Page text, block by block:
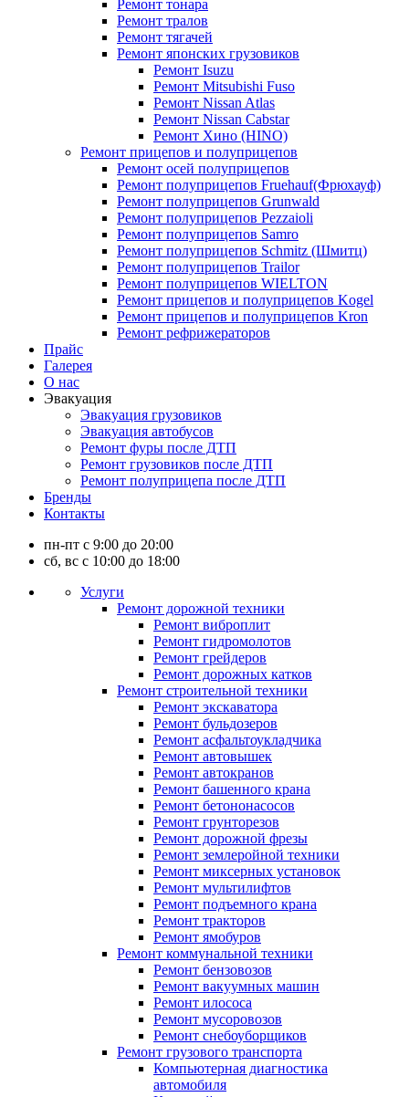
Ремонт тонара
Ремонт тралов
Ремонт тягачей
Ремонт японских грузовиков
Ремонт Isuzu
Ремонт Mitsubishi Fuso
Ремонт Nissan Atlas
Ремонт Nissan Cabstar
Ремонт Хино (HINO)
Ремонт прицепов и полуприцепов
Ремонт осей полуприцепов
Ремонт полуприцепов Fruehauf(Фрюхауф)
Ремонт полуприцепов Grunwald
Ремонт полуприцепов Pezzaioli
Ремонт полуприцепов Samro
Ремонт полуприцепов Schmitz (Шмитц)
Ремонт полуприцепов Trailor
Ремонт полуприцепов WIELTON
Ремонт прицепов и полуприцепов Kogel
Ремонт прицепов и полуприцепов Kron
Ремонт рефрижераторов
Прайс
Галерея
О нас
Эвакуация
Эвакуация грузовиков
Эвакуация автобусов
Ремонт фуры после ДТП
Ремонт грузовиков после ДТП
Ремонт полуприцепа после ДТП
Бренды
Контакты
пн-пт с 9:00 до 20:00
сб, вс с 10:00 до 18:00
Услуги
Ремонт дорожной техники
Ремонт виброплит
Ремонт гидромолотов
Ремонт грейдеров
Ремонт дорожных катков
Ремонт строительной техники
Ремонт экскаватора
Ремонт бульдозеров
Ремонт асфальтоукладчика
Ремонт автовышек
Ремонт автокранов
Ремонт башенного крана
Ремонт бетононасосов
Ремонт грунторезов
Ремонт дорожной фрезы
Ремонт землеройной техники
Ремонт миксерных установок
Ремонт мультилифтов
Ремонт подъемного крана
Ремонт тракторов
Ремонт ямобуров
Ремонт коммунальной техники
Ремонт бензовозов
Ремонт вакуумных машин
Ремонт илососа
Ремонт мусоровозов
Ремонт снебоуборщиков
Ремонт грузового транспорта
Компьютерная диагностика
автомобиля